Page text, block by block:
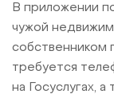
В приложении
чужой
собственником
требуется
на Госуслугах,